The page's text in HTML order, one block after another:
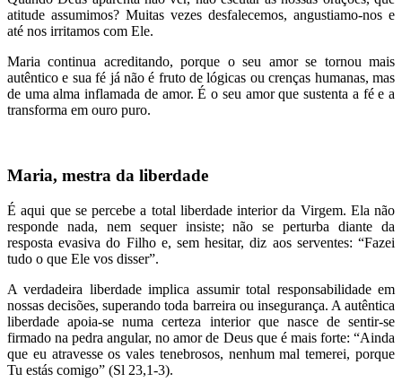
atitude assumimos? Muitas vezes desfalecemos, angustiamo-nos e
até nos irritamos com Ele.
Maria continua acreditando, porque o seu amor se tornou mais
autêntico e sua fé já não é fruto de lógicas ou crenças humanas, mas
de uma alma inflamada de amor. É o seu amor que sustenta a fé e a
transforma em ouro puro.
Maria, mestra da liberdade
É aqui que se percebe a total liberdade interior da Virgem. Ela não
responde nada, nem sequer insiste; não se perturba diante da
resposta evasiva do Filho e, sem hesitar, diz aos serventes: “Fazei
tudo o que Ele vos disser”.
A verdadeira liberdade implica assumir total responsabilidade em
nossas decisões, superando toda barreira ou insegurança. A autêntica
liberdade apoia-se numa certeza interior que nasce de sentir-se
firmado na pedra angular, no amor de Deus que é mais forte: “Ainda
que eu atravesse os vales tenebrosos, nenhum mal temerei, porque
Tu estás comigo” (Sl 23,1-3).